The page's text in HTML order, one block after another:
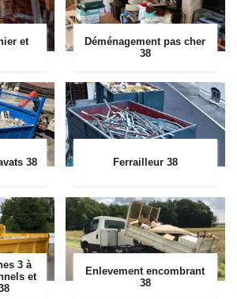
et
Déménagement pas cher
38
38 Ferrailleur 38
3 à
et
Enlevement encombrant
38